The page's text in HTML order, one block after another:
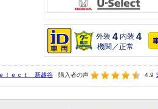
外装 4 内装 4
機関／正常
ｌｅｃｔ 新越谷 購入者の声 4.9